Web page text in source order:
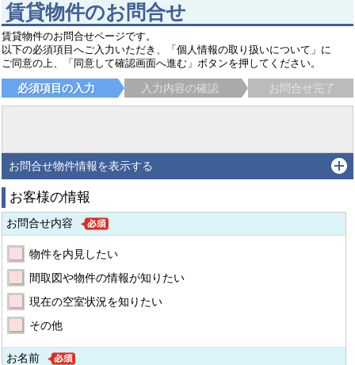
賃貸物件のお問合せ
賃貸物件のお問合せページです。
以下の必須項目へご入力いただき、「個人情報の取り扱いについて」に
ご同意の上、「同意して確認画面へ進む」ボタンを押してください。
必須項目の入力 入力内容の確認 お問合せ完了
お問合せ物件情報を表示する
お客様の情報
お問合せ内容
物件を内見したい
間取図や物件の情報が知りたい
現在の空室状況を知りたい
その他
お名前